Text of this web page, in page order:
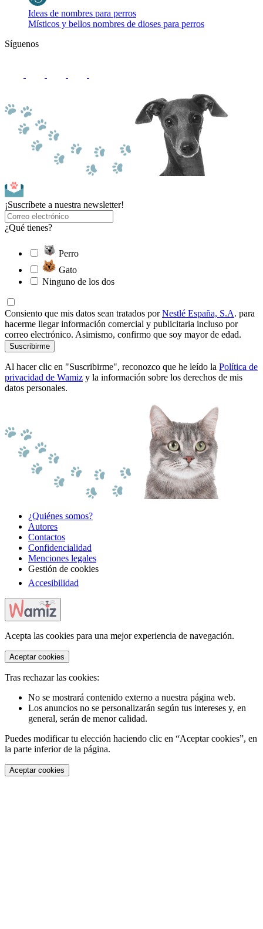
Ideas de nombres para perros
Místicos y bellos nombres de dioses para perros
Síguenos
¡Suscríbete a nuestra newsletter!
¿Qué tienes?
Perro
Gato
Ninguno de los dos
Consiento que mis datos sean tratados porNestlé España, S.A. para
hacerme llegar información comercial y publicitaria incluso por
correo electrónico. Asimismo, confirmo que soy mayor de edad.
Suscribirme
Al hacer clic en "Suscribirme", reconozco que he leído la Política de
privacidad de Wamiz y la información sobre los derechos de mis
datos personales.
¿Quiénes somos?
Autores
Contactos
Confidencialidad
Menciones legales
Gestión de cookies
Accesibilidad
Acepta las cookies para una mejor experiencia de navegación.
Aceptar cookies
Tras rechazar las cookies:
No se mostrará contenido externo a nuestra página web.
Los anuncios no se personalizarán según tus intereses y, en
general, serán de menor calidad.
Puedes modificar tu elección haciendo clic en “Aceptar cookies”, en
la parte inferior de la página.
Aceptar cookies